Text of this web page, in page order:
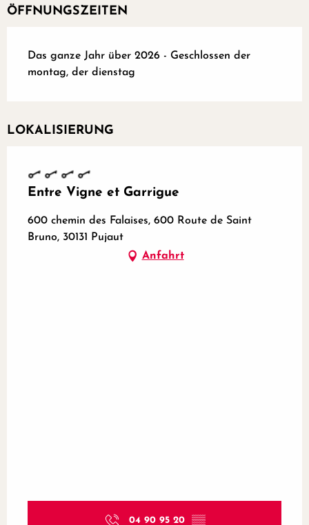
ÖFFNUNGSZEITEN
Das ganze Jahr über 2026 - Geschlossen der
montag, der dienstag
LOKALISIERUNG
Entre Vigne et Garrigue
600 chemin des Falaises, 600 Route de Saint
Bruno, 30131 Pujaut
Anfahrt
04 90 95 20 ▒▒